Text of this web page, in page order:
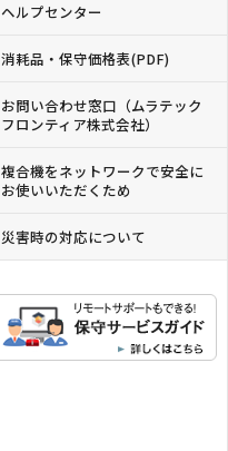
ヘルプセンター
消耗品・保守価格表(PDF)
お問い合わせ窓口（ムラテック
フロンティア株式会社）
複合機をネットワークで安全に
お使いいただくため
災害時の対応について